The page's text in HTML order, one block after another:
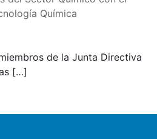
Química
de la Junta Directiva
[…]